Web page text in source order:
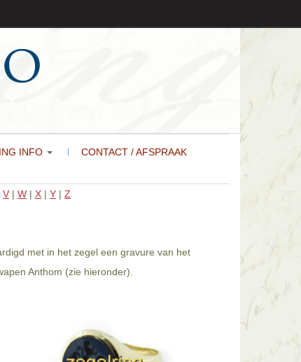
INFO CONTACT / AFSPRAAK
V | W | X | Y | Z
met in het zegel een gravure van het
Anthom (zie hieronder).